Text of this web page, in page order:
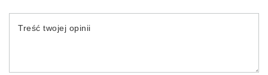
Treść twojej opinii